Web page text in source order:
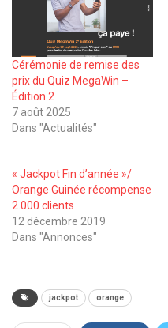
Cérémonie de remise des
prix du Quiz MegaWin –
Édition 2
7 août 2025
Dans "Actualités"
« Jackpot Fin d’année »/
Orange Guinée récompense
2.000 clients
12 décembre 2019
Dans "Annonces"
jackpot orange